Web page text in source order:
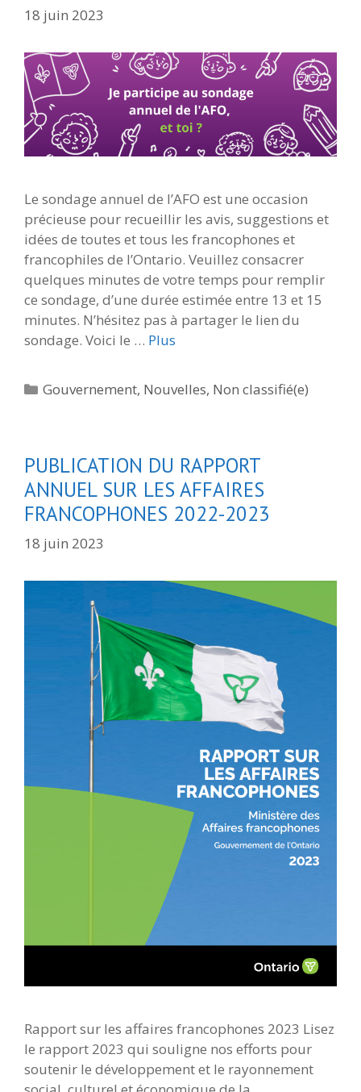
18 juin 2023
Le sondage annuel de l’AFO est une occasion
précieuse pour recueillir les avis, suggestions et
idées de toutes et tous les francophones et
francophiles de l’Ontario. Veuillez consacrer
quelques minutes de votre temps pour remplir
ce sondage, d’une durée estimée entre 13 et 15
minutes. N’hésitez pas à partager le lien du
sondage. Voici le … Plus
Catégories
Gouvernement, Nouvelles, Non classifié(e)
PUBLICATION DU RAPPORT
ANNUEL SUR LES AFFAIRES
FRANCOPHONES 2022-2023
18 juin 2023
Rapport sur les affaires francophones 2023 Lisez
le rapport 2023 qui souligne nos efforts pour
soutenir le développement et le rayonnement